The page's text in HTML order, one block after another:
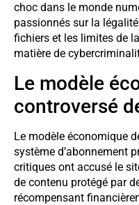
choc dans le monde
passionnés sur la
fichiers et les limites de
matière de
Le modèle
controversé
Le modèle économique
système d’abonnement
critiques ont accusé le
de contenu protégé par
récompensant